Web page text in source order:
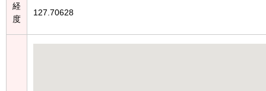
経
度
127.70628